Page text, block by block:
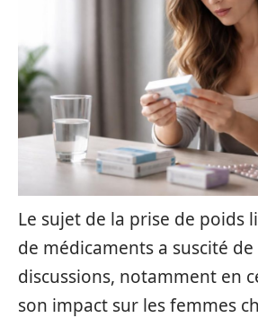
Le sujet de la prise de poids
de médicaments a suscité
discussions, notamment en
son impact sur les femmes